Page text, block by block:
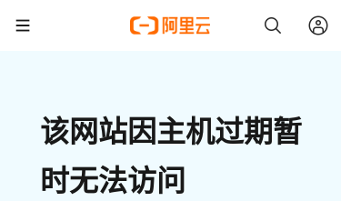
该网站因主机过期暂
时无法访问